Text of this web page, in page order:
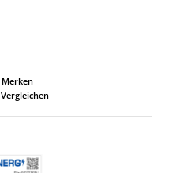
Merken
Vergleichen